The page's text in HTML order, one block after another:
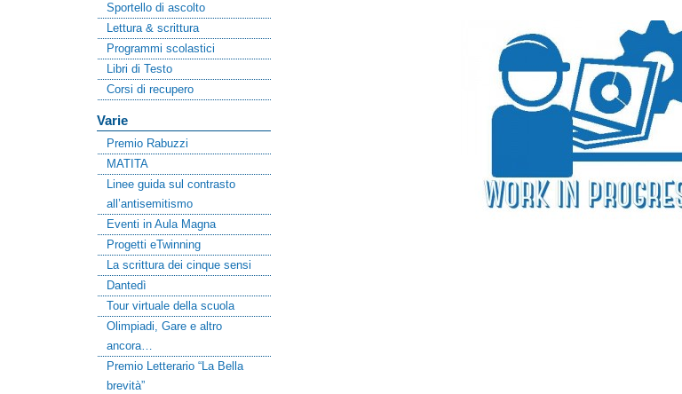
Sportello di ascolto
Lettura & scrittura
Programmi scolastici
Libri di Testo
Corsi di recupero
Varie
Premio Rabuzzi
MATITA
Linee guida sul contrasto
all’antisemitismo
Eventi in Aula Magna
Progetti eTwinning
La scrittura dei cinque sensi
Dantedì
Tour virtuale della scuola
Olimpiadi, Gare e altro
ancora…
Premio Letterario “La Bella
brevità”